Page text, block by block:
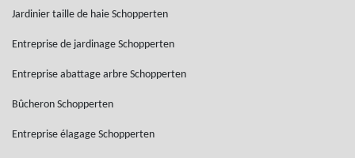
Jardinier taille de haie Schopperten
Entreprise de jardinage Schopperten
Entreprise abattage arbre Schopperten
Bûcheron Schopperten
Entreprise élagage Schopperten